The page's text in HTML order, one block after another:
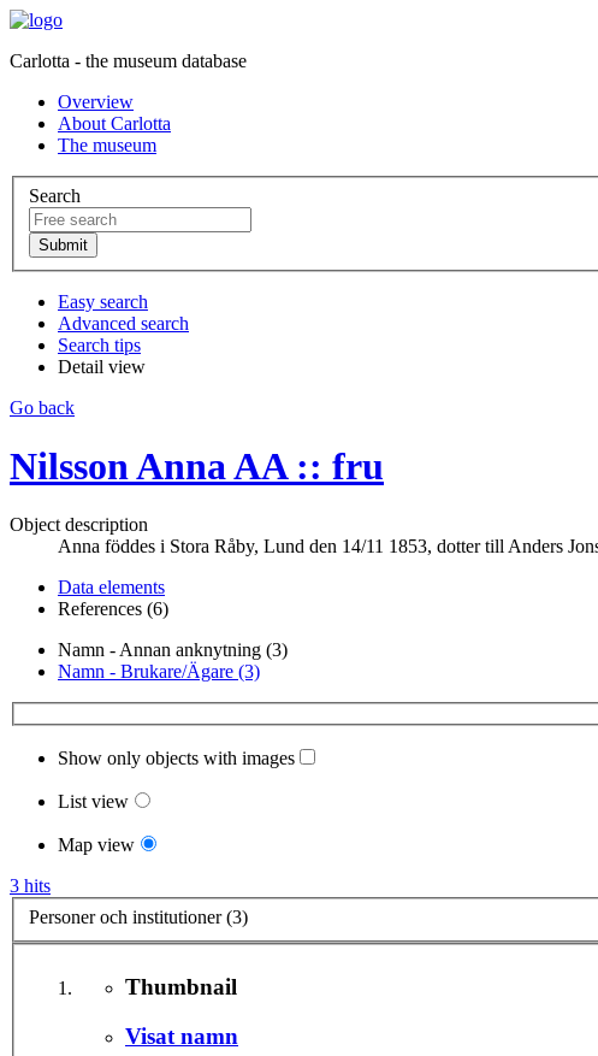
Carlotta - the museum database
Overview
About Carlotta
The museum
Search
Easy search
Advanced search
Search tips
Detail view
Go back
Nilsson Anna AA :: fru
Object description
Anna föddes i Stora Råby, Lund den 14/11 1853, dotter till Anders
Data elements
References (6)
Namn - Annan anknytning (3)
Namn - Brukare/Ägare (3)
Show only objects with images
List view
Map view
3 hits
Personer och institutioner (3)
Thumbnail
Visat namn